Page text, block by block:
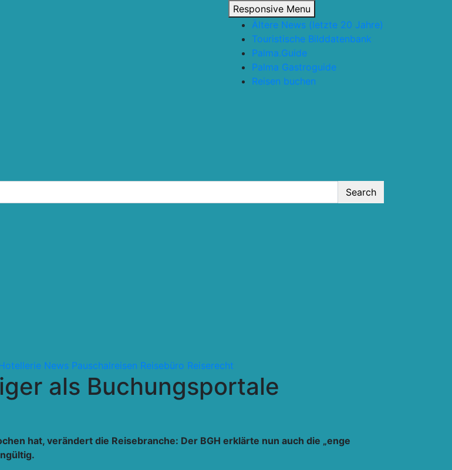
Responsive Menu
Ältere News (letzte 20 Jahre)
Touristische Bilddatenbank
Palma.Guide
Palma Gastroguide
Reisen buchen
Search
News Pauschalreisen Reisebüro Reiserecht
als Buchungsportale
hat, verändert die Reisebranche: Der BGH erklärte nun auch die „enge